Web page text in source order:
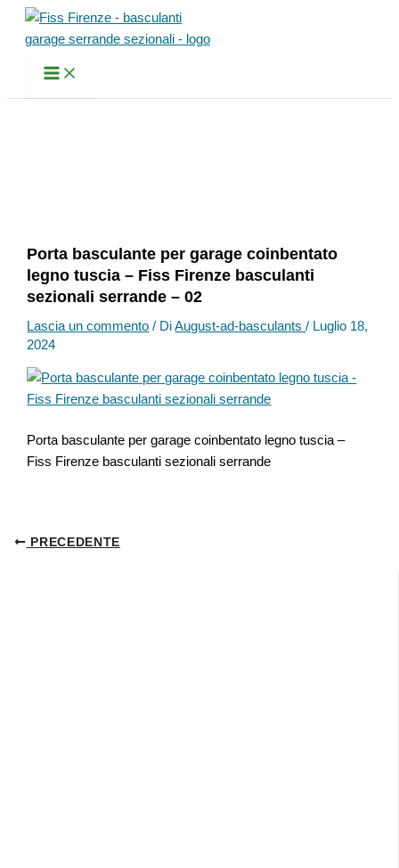
Porta basculante per garage coinbentato
legno tuscia – Fiss Firenze basculanti
sezionali serrande – 02
Lascia un commento / DiAugust-ad-basculants/ Luglio 18,
2024
Porta basculante per garage coinbentato legno tuscia –
Fiss Firenze basculanti sezionali serrande
PRECEDENTE